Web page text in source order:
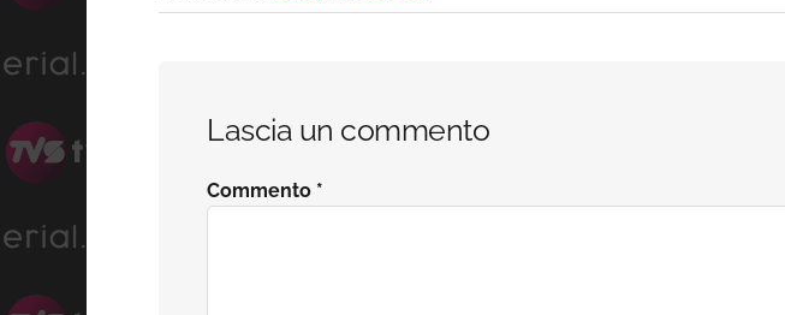
Lascia un commento
Commento *